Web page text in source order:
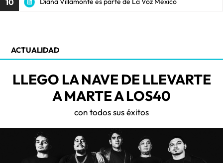
ACTUALIDAD
LLEGO LA NAVE DE LLEVARTE
A MARTE A LOS40
con todos sus éxitos